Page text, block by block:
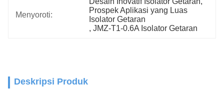
Menyoroti:
Prospek Aplikasi yang Luas
Isolator Getaran
, JMZ-T1-0.6A Isolator Getaran
Deskripsi Produk